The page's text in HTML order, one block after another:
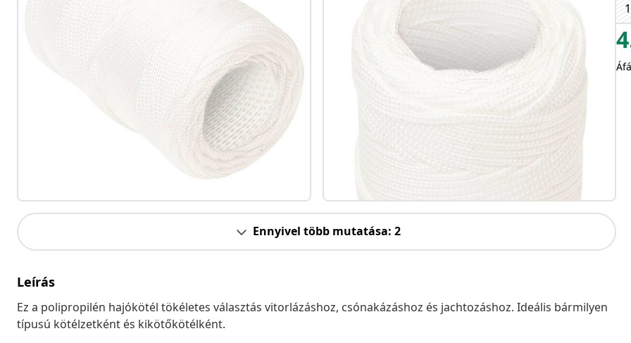
Ennyivel több mutatása: 2
Leírás
Ez a polipropilén hajókötél tökéletes választás vitorlázáshoz, csónakázáshoz és jachtozáshoz. Ideális bármilyen
típusú kötélzetként és kikötőkötélként.